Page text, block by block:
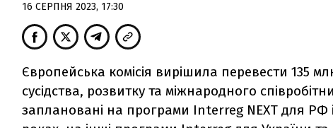
16 СЕРПНЯ 2023, 17:30
Європейська комісія вирішила перевести 135
сусідства, розвитку та міжнародного
заплановані на програми Interreg NEXT для РФ і